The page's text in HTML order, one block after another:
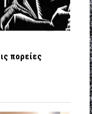
πορείες